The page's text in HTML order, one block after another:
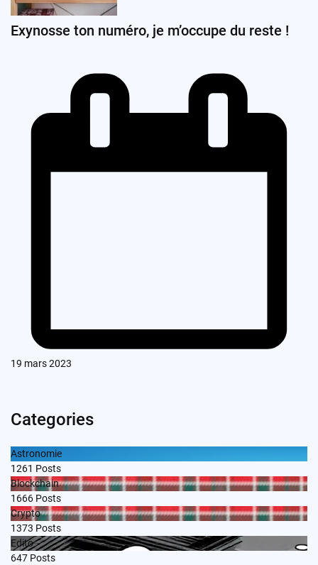
Exynosse ton numéro, je m’occupe du reste !
19 mars 2023
Categories
Astronomie
1261 Posts
Blockchain
1666 Posts
Crypto
1373 Posts
Edito
647 Posts